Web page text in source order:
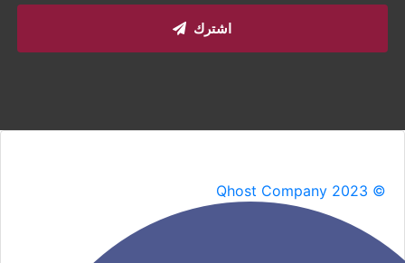
اشترك
Qhost Company 2023 ©